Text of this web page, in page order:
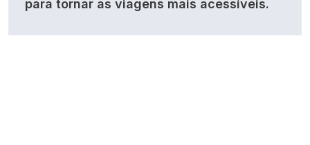
para tornar as viagens mais acessíveis.